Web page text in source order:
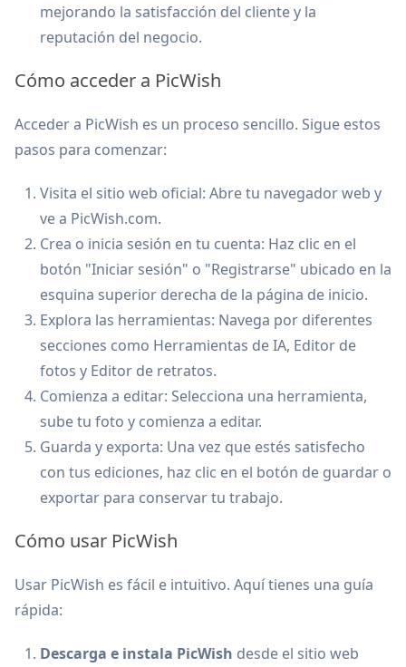
mejorando la satisfacción del cliente y la
reputación del negocio.
Cómo acceder a PicWish
Acceder a PicWish es un proceso sencillo. Sigue estos
pasos para comenzar:
Visita el sitio web oficial: Abre tu navegador web y
ve a PicWish.com.
Crea o inicia sesión en tu cuenta: Haz clic en el
botón "Iniciar sesión" o "Registrarse" ubicado en la
esquina superior derecha de la página de inicio.
Explora las herramientas: Navega por diferentes
secciones como Herramientas de IA, Editor de
fotos y Editor de retratos.
Comienza a editar: Selecciona una herramienta,
sube tu foto y comienza a editar.
Guarda y exporta: Una vez que estés satisfecho
con tus ediciones, haz clic en el botón de guardar o
exportar para conservar tu trabajo.
Cómo usar PicWish
Usar PicWish es fácil e intuitivo. Aquí tienes una guía
rápida:
Descarga e instala PicWish desde el sitio web